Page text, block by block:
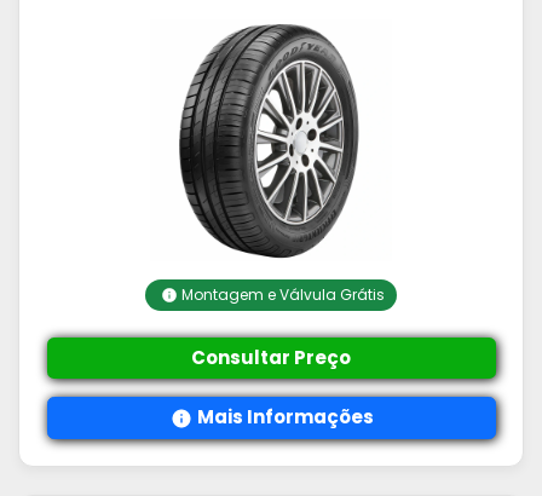
Montagem e Válvula Grátis
Consultar Preço
Mais Informações